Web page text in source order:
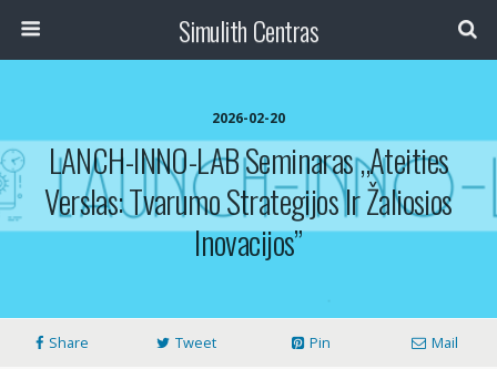
Simulith Centras
2026-02-20
LANCH-INNO-LAB Seminaras ,,Ateities
Verslas: Tvarumo Strategijos Ir Žaliosios
Inovacijos”
Share Tweet Pin Mail